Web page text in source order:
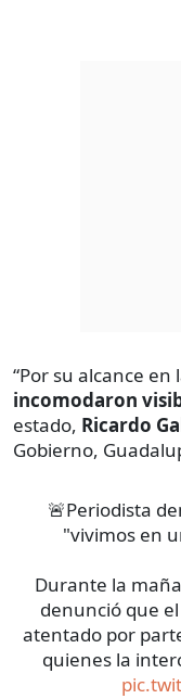
“Por su alcance
incomodaron
estado, Ricardo
Gobierno,
🚨Periodista
"vivimos en
Durante la
denunció que
atentado por
quienes la